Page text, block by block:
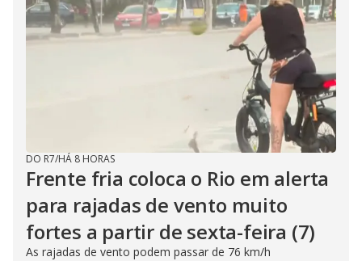
DO R7/HÁ 8 HORAS
Frente fria coloca o Rio em alerta
para rajadas de vento muito
fortes a partir de sexta-feira (7)
As rajadas de vento podem passar de 76 km/h